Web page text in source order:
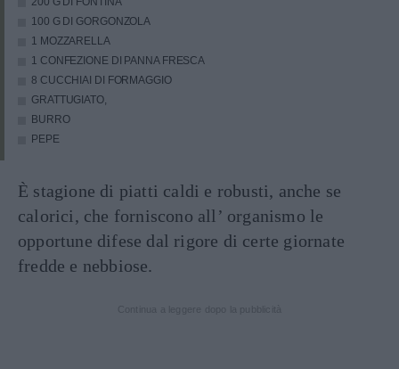
100 G DI GORGONZOLA
1 MOZZARELLA
1 CONFEZIONE DI PANNA FRESCA
8 CUCCHIAI DI FORMAGGIO
GRATTUGIATO,
BURRO
PEPE
È stagione di piatti caldi e robusti, anche se
calorici, che forniscono all’ organismo le
opportune difese dal rigore di certe giornate
fredde e nebbiose.